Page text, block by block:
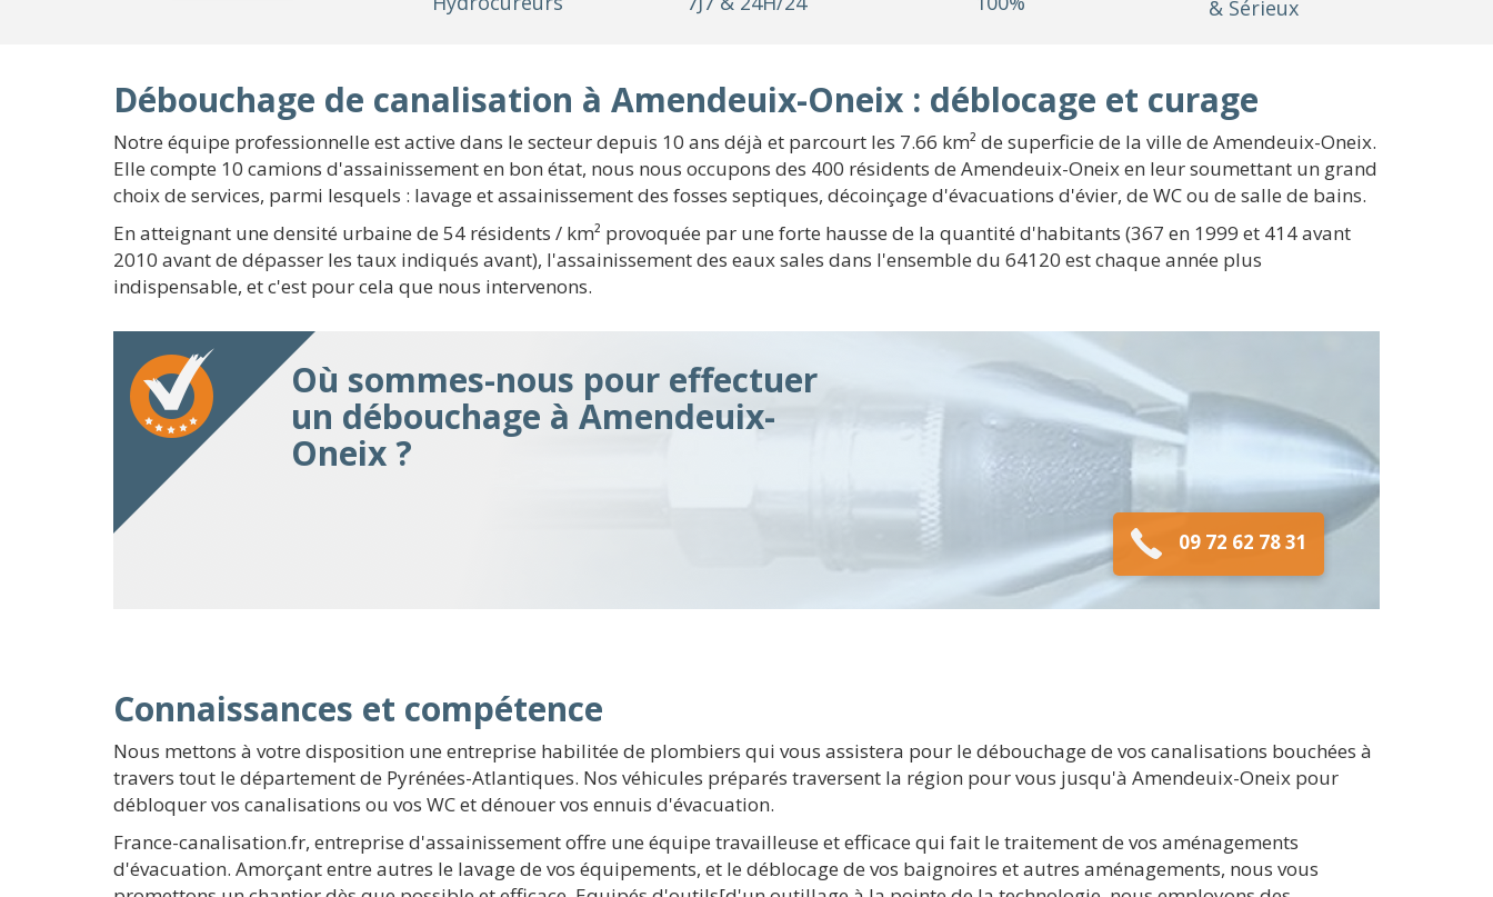
& Sérieux
Débouchage de canalisation à Amendeuix-Oneix : déblocage et curage
Notre équipe professionnelle est active dans le secteur depuis 10 ans déjà et parcourt les 7.66 km² de superficie de la ville de Amendeuix-Oneix.
Elle compte 10 camions d'assainissement en bon état, nous nous occupons des 400 résidents de Amendeuix-Oneix en leur soumettant un grand
choix de services, parmi lesquels : lavage et assainissement des fosses septiques, décoinçage d'évacuations d'évier, de WC ou de salle de bains.
En atteignant une densité urbaine de 54 résidents / km² provoquée par une forte hausse de la quantité d'habitants (367 en 1999 et 414 avant
2010 avant de dépasser les taux indiqués avant), l'assainissement des eaux sales dans l'ensemble du 64120 est chaque année plus
indispensable, et c'est pour cela que nous intervenons.
Où sommes-nous pour effectuer
un débouchage à Amendeuix-
Oneix ?
09 72 62 78 31
Connaissances et compétence
Nous mettons à votre disposition une entreprise habilitée de plombiers qui vous assistera pour le débouchage de vos canalisations bouchées à
travers tout le département de Pyrénées-Atlantiques. Nos véhicules préparés traversent la région pour vous jusqu'à Amendeuix-Oneix pour
débloquer vos canalisations ou vos WC et dénouer vos ennuis d'évacuation.
France-canalisation.fr, entreprise d'assainissement offre une équipe travailleuse et efficace qui fait le traitement de vos aménagements
d'évacuation. Amorçant entre autres le lavage de vos équipements, et le déblocage de vos baignoires et autres aménagements, nous vous